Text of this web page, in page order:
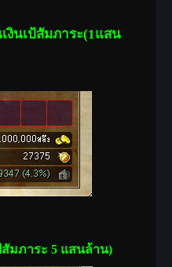
งินเป้สัมภาระ(1แสน
สัมภาระ 5 แสนล้าน)